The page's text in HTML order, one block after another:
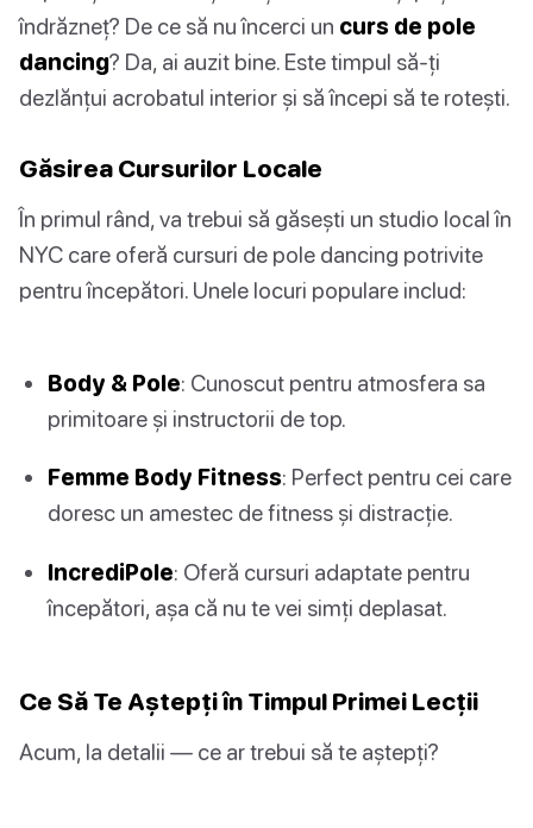
îndrăzneț? De ce să nu încerci un curs de pole
dancing? Da, ai auzit bine. Este timpul să-ți
dezlănțui acrobatul interior și să începi să te rotești.
Găsirea Cursurilor Locale
În primul rând, va trebui să găsești un studio local în
NYC care oferă cursuri de pole dancing potrivite
pentru începători. Unele locuri populare includ:
Body & Pole: Cunoscut pentru atmosfera sa
primitoare și instructorii de top.
Femme Body Fitness: Perfect pentru cei care
doresc un amestec de fitness și distracție.
IncrediPole: Oferă cursuri adaptate pentru
începători, așa că nu te vei simți deplasat.
Ce Să Te Aștepți în Timpul Primei Lecții
Acum, la detalii — ce ar trebui să te aștepți?